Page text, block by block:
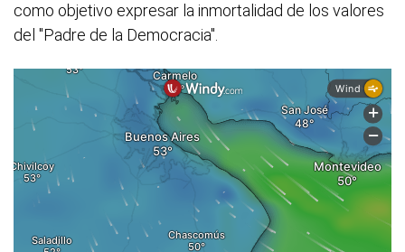
como objetivo expresar la inmortalidad de los valores
del "Padre de la Democracia".